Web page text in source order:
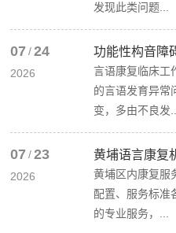
发现此类问题...
07 / 24
2026
功能性构音障
言语康复临床工
的言语发育异常
变，多由不良发
07 / 23
2026
黄埔语言康复
黄埔区内康复服
配置、服务标准
的专业服务，...